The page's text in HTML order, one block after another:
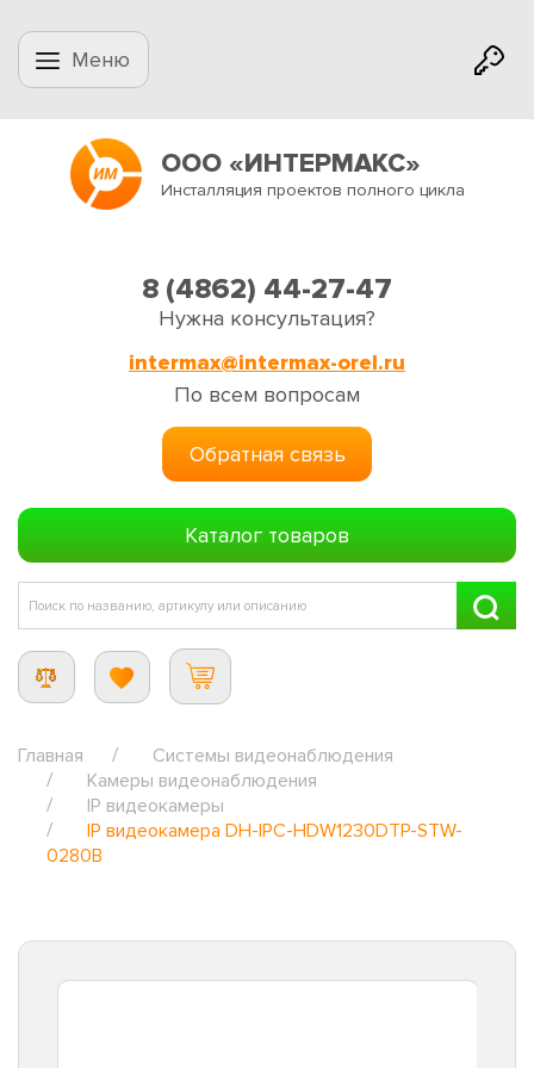
Меню
ООО «ИНТЕРМАКС»
Инсталляция проектов полного цикла
8 (4862) 44-27-47
Нужна консультация?
intermax@intermax-orel.ru
По всем вопросам
Обратная связь
Каталог товаров
Главная
Системы видеонаблюдения
Камеры видеонаблюдения
IP видеокамеры
IP видеокамера DH-IPC-HDW1230DTP-STW-
0280B